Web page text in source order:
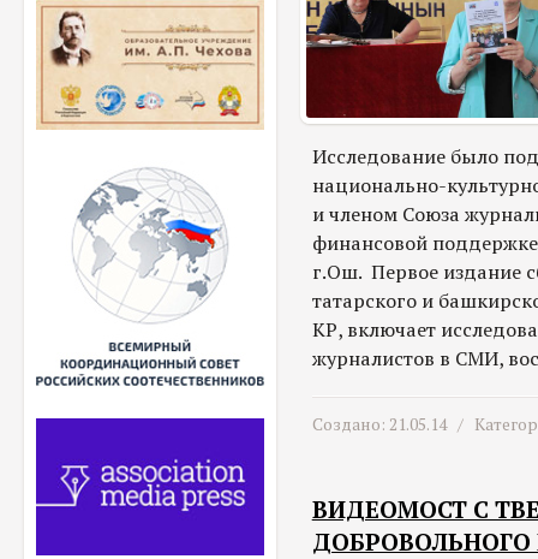
Исследование было
национально-
и членом Союза
финансовой поддержке
г.Ош. Первое издание
татарского и
КР, включает
журналистов в СМИ,
Создано: 21.05.14 /
ВИДЕОМОСТ С
ДОБРОВОЛЬНОГО